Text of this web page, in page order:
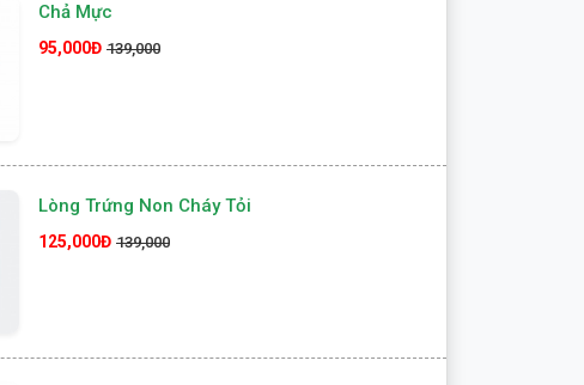
Chả Mực
95,000Đ 139,000
Lòng Trứng Non Cháy Tỏi
125,000Đ 139,000